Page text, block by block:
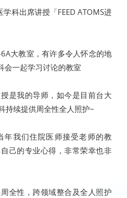
科出席讲授「FEED ATOMS进
大教室，有许多令人怀念的地
会一起学习讨论的教室
是我的导师，如今是目前台大
持续提供周全性全人照护~
年我们住院医师接受老师的教
己的专业心得，非常荣幸也非
全性，跨领域整合及全人照护